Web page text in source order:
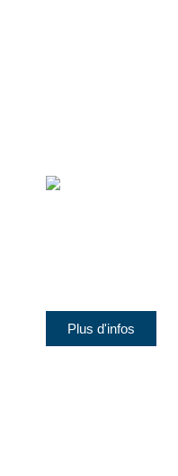
Plus d'infos